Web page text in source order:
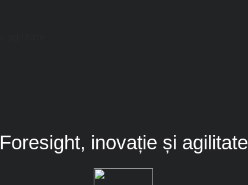
Foresight, inovație și agilitate